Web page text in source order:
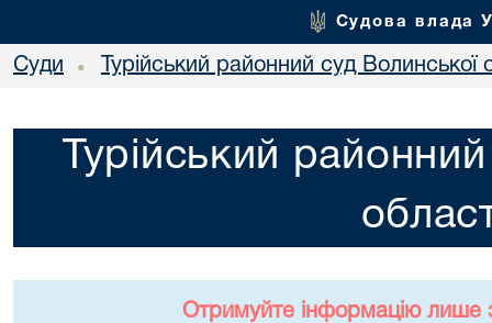
Судова влада
Суди • Турійський районний суд Волинської
Турійський
Отримуйте інформацію лише